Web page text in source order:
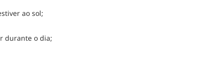
ao sol;
durante o dia;